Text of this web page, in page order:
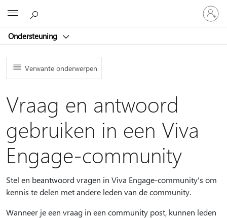
Ondersteuning
Meld
je
aan
je
Verwante onderwerpen
Vraag en antwoord
gebruiken in een Viva
Engage-community
Stel en beantwoord vragen in Viva Engage-community's om
kennis te delen met andere leden van de community.
Wanneer je een vraag in een community post, kunnen leden